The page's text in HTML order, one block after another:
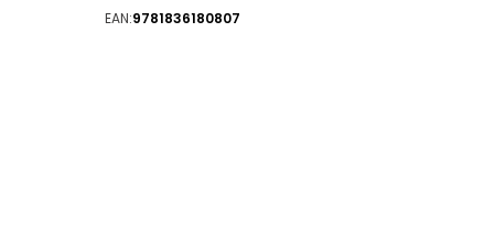
EAN:9781836180807